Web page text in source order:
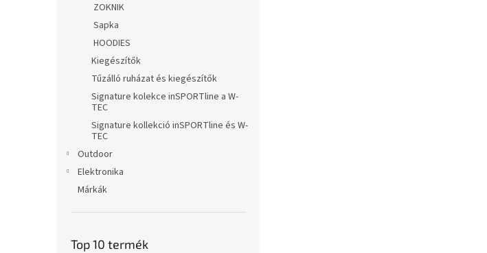
ZOKNIK
Sapka
HOODIES
Kiegészítők
Tűzálló ruházat és kiegészítők
Signature kolekce inSPORTline a W-
TEC
Signature kollekció inSPORTline és W-
TEC
Outdoor
Elektronika
Márkák
Top 10 termék